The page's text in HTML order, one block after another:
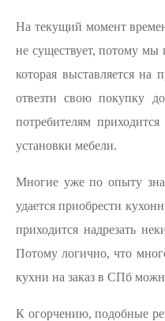
На текущий момент
не существует, потому мы
которая выставляется
отвезти свою покупку
потребителям
установки мебели.
Многие уже по опыту
удается приобрести
приходится надрезать
Потому логично, что
кухни на заказ в СПб
К огорчению, подобные